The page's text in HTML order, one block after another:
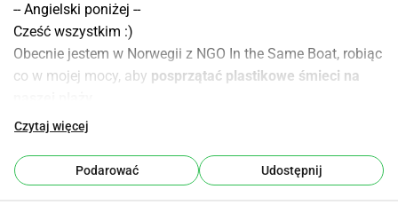
-- Angielski poniżej --
Cześć wszystkim :)
Obecnie jestem w Norwegii z NGO In the Same Boat, robiąc
co w mojej mocy, aby posprzątać plastikowe śmieci na
Plastik stał się
wygodny i umożliwił wiele rzeczy. Ale jest TOKSYCZNY
niestety jest WSZĘDZIE. W środowisku, ale także w
Czytaj więcej
Podarować Udostępnij